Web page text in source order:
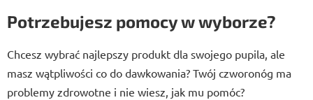
Potrzebujesz pomocy w wyborze?
Chcesz wybrać najlepszy produkt dla swojego pupila, ale
masz wątpliwości co do dawkowania? Twój czworonóg ma
problemy zdrowotne i nie wiesz, jak mu pomóc?